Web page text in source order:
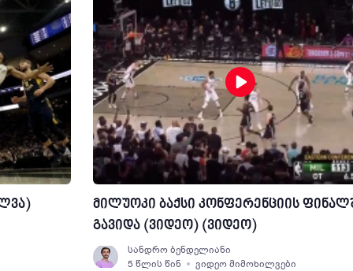
მილუოკი ბაქსი კონფერენციის
გავიდა (ვიდეო) (ვიდეო)
სანდრო ბენდელიანი
5 წლის წინ
ვიდეო მიმოხილვები